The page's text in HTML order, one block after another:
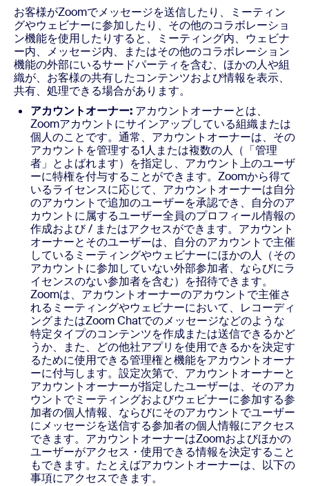
お客様がZoomでメッセージを送信したり、ミーティン
グやウェビナーに参加したり、その他のコラボレーショ
ン機能を使用したりすると、ミーティング内、ウェビナ
ー内、メッセージ内、またはその他のコラボレーション
機能の外部にいるサードパーティを含む、ほかの人や組
織が、お客様の共有したコンテンツおよび情報を表示、
共有、処理できる場合があります。
アカウントオーナー: アカウントオーナーとは、
Zoomアカウントにサインアップしている組織または
個人のことです。通常、アカウントオーナーは、その
アカウントを管理する1人または複数の人（「管理
者」とよばれます）を指定し、アカウント上のユーザ
ーに特権を付与することができます。Zoomから得て
いるライセンスに応じて、アカウントオーナーは自分
のアカウントで追加のユーザーを承認でき、自分のア
カウントに属するユーザー全員のプロフィール情報の
作成および / またはアクセスができます。アカウント
オーナーとそのユーザーは、自分のアカウントで主催
しているミーティングやウェビナーにほかの人（その
アカウントに参加していない外部参加者、ならびにラ
イセンスのない参加者を含む）を招待できます。
Zoomは、アカウントオーナーのアカウントで主催さ
れるミーティングやウェビナーにおいて、レコーディ
ングまたはZoom Chatでのメッセージなどのような
特定タイプのコンテンツを作成または送信できるかど
うか、また、どの他社アプリを使用できるかを決定す
るために使用できる管理権と機能をアカウントオーナ
ーに付与します。設定次第で、アカウントオーナーと
アカウントオーナーが指定したユーザーは、そのアカ
ウントでミーティングおよびウェビナーに参加する参
加者の個人情報、ならびにそのアカウントでユーザー
にメッセージを送信する参加者の個人情報にアクセス
できます。アカウントオーナーはZoomおよびほかの
ユーザーがアクセス・使用できる情報を決定すること
もできます。たとえばアカウントオーナーは、以下の
事項にアクセスできます。